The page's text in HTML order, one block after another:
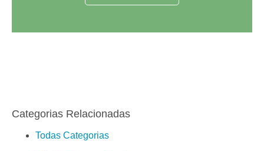
Categorias Relacionadas
Todas Categorias